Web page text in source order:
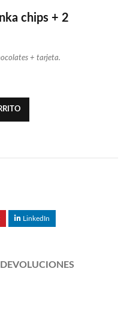
chips + 2
+ tarjeta.
LinkedIn
DEVOLUCIONES